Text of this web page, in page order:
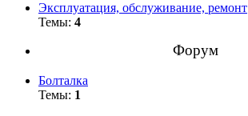
Эксплуатация, обслуживание, ремонт
Темы: 4
Форум
Болталка
Темы: 1